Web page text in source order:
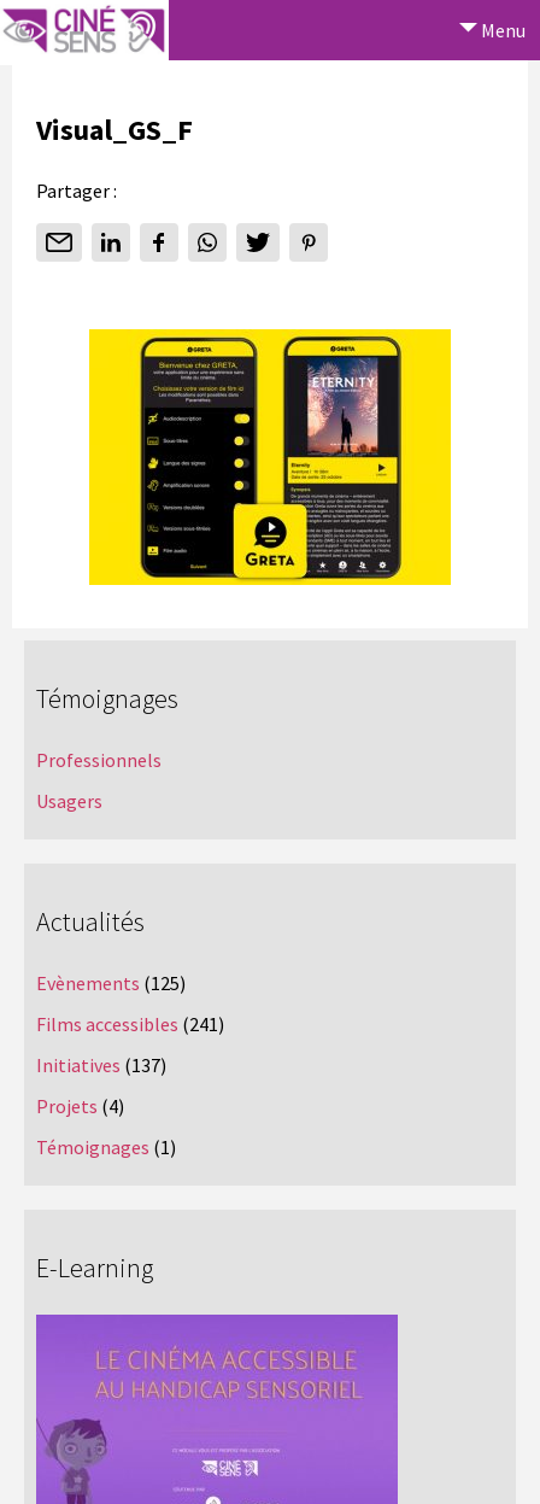
Menu
Visual_GS_F
Partager :
Témoignages
Professionnels
Usagers
Actualités
Evènements (125)
Films accessibles (241)
Initiatives (137)
Projets (4)
Témoignages (1)
E-Learning